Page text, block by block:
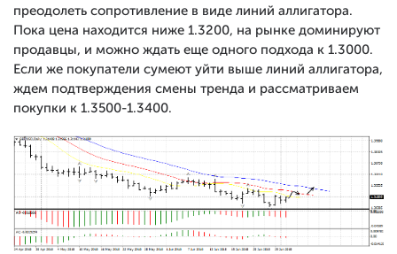
преодолеть сопротивление в виде линий аллигатора.
Пока цена находится ниже 1.3200, на рынке доминируют
продавцы, и можно ждать еще одного подхода к 1.3000.
Если же покупатели сумеют уйти выше линий аллигатора,
ждем подтверждения смены тренда и рассматриваем
покупки к 1.3500-1.3400.